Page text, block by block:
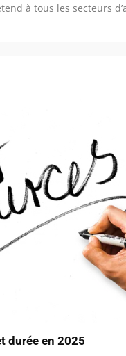
à tous les secteurs
durée en 2025